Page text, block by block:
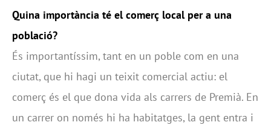
Quina importància té el comerç local per a una
població?
És importantíssim, tant en un poble com en una
ciutat, que hi hagi un teixit comercial actiu: el
comerç és el que dona vida als carrers de Premià. En
un carrer on només hi ha habitatges, la gent entra i